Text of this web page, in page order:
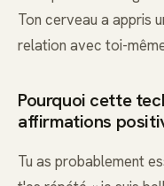
Ton cerveau a appris
relation avec toi-
Pourquoi cette
affirmations
Tu as probablement